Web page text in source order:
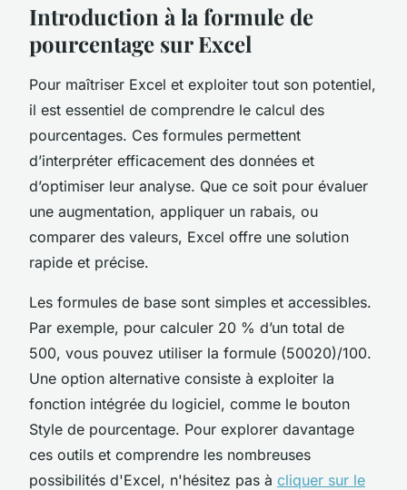
Introduction à la formule de
pourcentage sur Excel
Pour maîtriser Excel et exploiter tout son potentiel,
il est essentiel de comprendre le calcul des
pourcentages. Ces formules permettent
d’interpréter efficacement des données et
d’optimiser leur analyse. Que ce soit pour évaluer
une augmentation, appliquer un rabais, ou
comparer des valeurs, Excel offre une solution
rapide et précise.
Les formules de base sont simples et accessibles.
Par exemple, pour calculer 20 % d’un total de
500, vous pouvez utiliser la formule (50020)/100.
Une option alternative consiste à exploiter la
fonction intégrée du logiciel, comme le bouton
Style de pourcentage. Pour explorer davantage
ces outils et comprendre les nombreuses
possibilités d'Excel, n'hésitez pas à cliquer sur le